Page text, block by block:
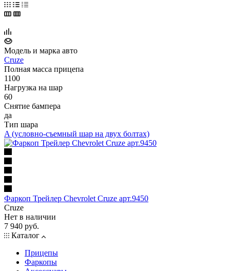
Модель и марка авто
Cruze
Полная масса прицепа
1100
Нагрузка на шар
60
Снятие бампера
да
Тип шара
A (условно-съемный шар на двух болтах)
Фаркоп Трейлер Chevrolet Cruze арт.9450
Cruze
Нет в наличии
7 940 руб.
Каталог
Прицепы
Фаркопы